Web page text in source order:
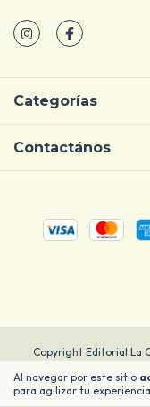
Al navegar por este sitio
para agilizar tu
Categorías
Contactános
Copyright Editorial La